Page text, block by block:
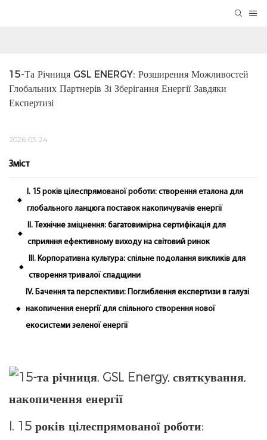
15-Та Річниця GSL ENERGY: Розширення Можливостей
Глобальних Партнерів Зі Зберігання Енергії Завдяки
Експертизі
2026-03-24
Зміст
◆
I. 15 років цілеспрямованої роботи: створення еталона для
глобального ланцюга поставок накопичувачів енергії
◆
II. Технічне зміцнення: багатовимірна сертифікація для
сприяння ефективному виходу на світовий ринок
◆
III. Корпоративна культура: спільне подолання викликів для
створення тривалої спадщини
◆
IV. Бачення та перспективи: Поглиблення експертизи в галузі
накопичення енергії для спільного створення нової
екосистеми зеленої енергії
I. 15 років цілеспрямованої роботи: